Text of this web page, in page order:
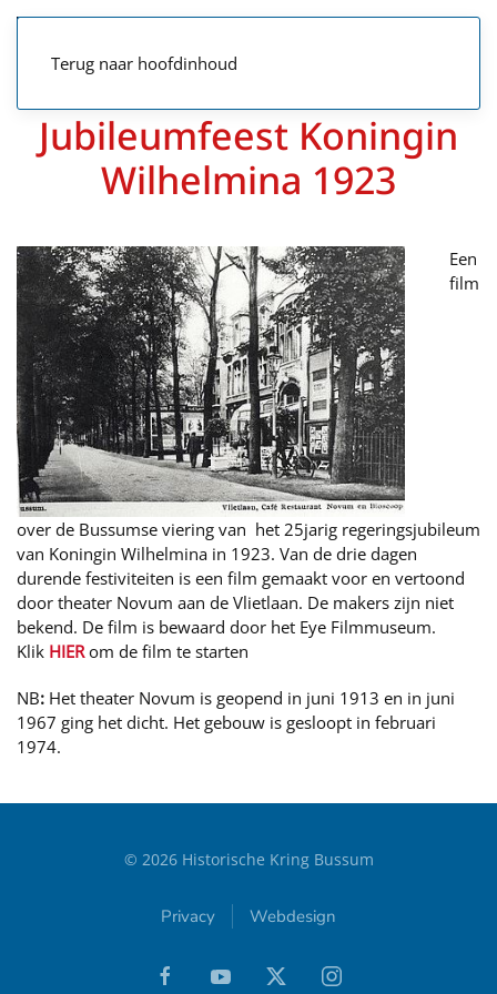
Terug naar hoofdinhoud
Jubileumfeest Koningin
Wilhelmina 1923
Een
film
over de Bussumse viering van het 25jarig regeringsjubileum
van Koningin Wilhelmina in 1923. Van de drie dagen
durende festiviteiten is een film gemaakt voor en vertoond
door theater Novum aan de Vlietlaan. De makers zijn niet
bekend. De film is bewaard door het Eye Filmmuseum.
Klik HIER om de film te starten
NB: Het theater Novum is geopend in juni 1913 en in juni
1967 ging het dicht. Het gebouw is gesloopt in februari
1974.
© 2026Historische Kring Bussum
Privacy Webdesign